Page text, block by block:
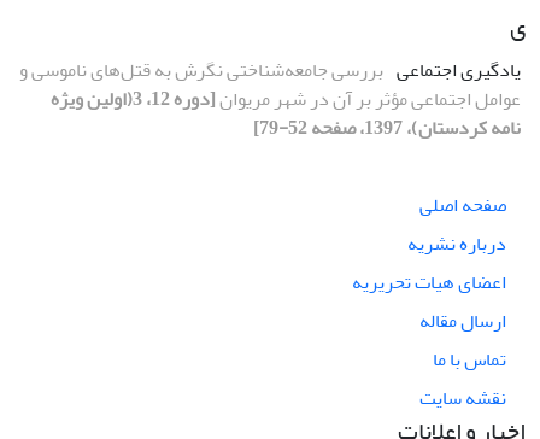
ی
یادگیری اجتماعی بررسی جامعه‌شناختی نگرش به قتل‌های ناموسی و
عوامل اجتماعی مؤثر بر آن در شهر مریوان
[دوره 12، 3(اولین ویژه
نامه کردستان)، 1397، صفحه 52-79]
صفحه اصلی
درباره نشریه
اعضای هیات تحریریه
ارسال مقاله
تماس با ما
نقشه سایت